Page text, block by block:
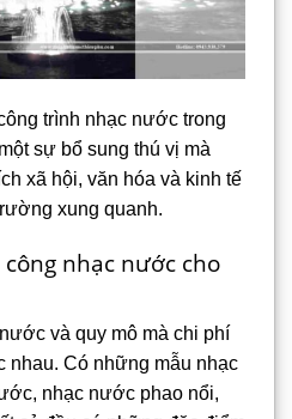
trình nhạc nước trong
sự bổ sung thú vị mà
xã hội, văn hóa và kinh tế
xung quanh.
nhạc nước cho
và quy mô mà chi phí
nhau. Có những mẫu nhạc
nhạc nước phao nổi,